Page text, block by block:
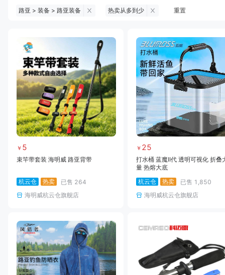
钓鱼伞 台钓服饰 台钓装备
黑坑浮漂 黑坑配件 黑坑钓灯 黑坑网
黑坑饵料 马口竿 路亚竿 雷强竿
路亚装备 海钓竿 海钓轮 海钓线
路亚 > 装备 > 路亚装备 热卖从多到少 重置
￥ 5
束竿带套装 海明威 路亚背带
杭云仓 热卖 已售 264
海明威杭云仓旗舰店
￥ 25
打水桶 蓝魔II代 透明可视化 折叠
量 热熔大底
杭云仓
热卖 已售 1,850
海明威杭云仓旗舰店